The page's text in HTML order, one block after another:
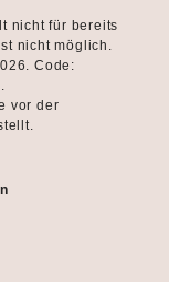
nicht für bereits
nicht möglich.
Code:
vor der